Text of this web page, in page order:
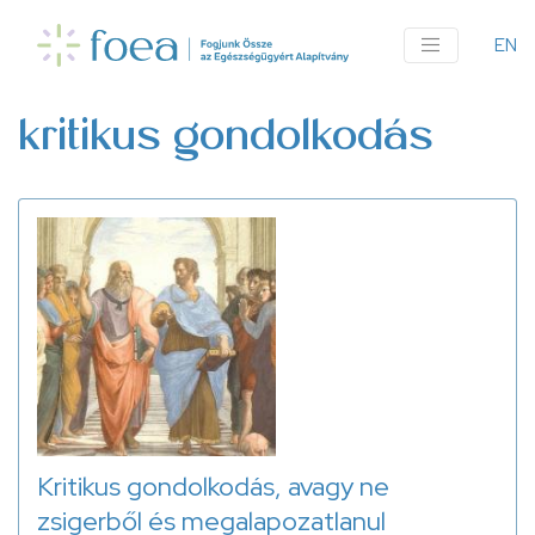
tartalomra
EN
kritikus gondolkodás
Kritikus gondolkodás, avagy ne
zsigerből és megalapozatlanul